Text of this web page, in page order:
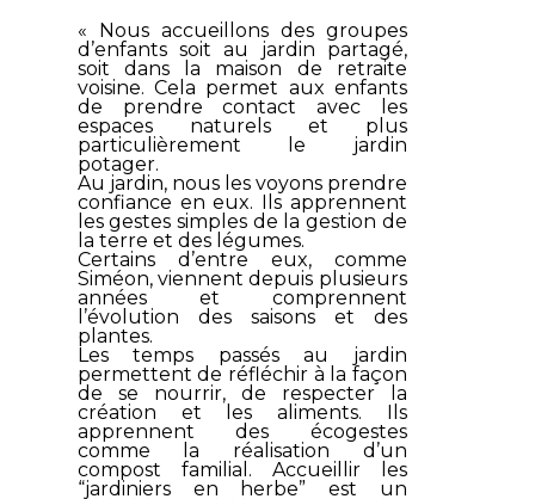
« Nous accueillons des groupes
d’enfants soit au jardin partagé,
soit dans la maison de retraite
voisine. Cela permet aux enfants
de prendre contact avec les
espaces naturels et plus
particulièrement le jardin
potager.
Au jardin, nous les voyons prendre
confiance en eux. Ils apprennent
les gestes simples de la gestion de
la terre et des légumes.
Certains d’entre eux, comme
Siméon, viennent depuis plusieurs
années et comprennent
l’évolution des saisons et des
plantes.
Les temps passés au jardin
permettent de réfléchir à la façon
de se nourrir, de respecter la
création et les aliments. Ils
apprennent des écogestes
comme la réalisation d’un
compost familial. Accueillir les
“jardiniers en herbe” est un